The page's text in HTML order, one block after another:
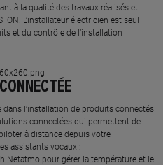
à la qualité des travaux réalisés et
ION. L’installateur électricien est seul
et du contrôle de l’installation
dans l’installation de produits connectés
connectées qui permettent de
à distance depuis votre
assistants vocaux :
Netatmo pour gérer la température et le